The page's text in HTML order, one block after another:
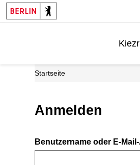
Startseite
Anmelden
Benutzername oder E-